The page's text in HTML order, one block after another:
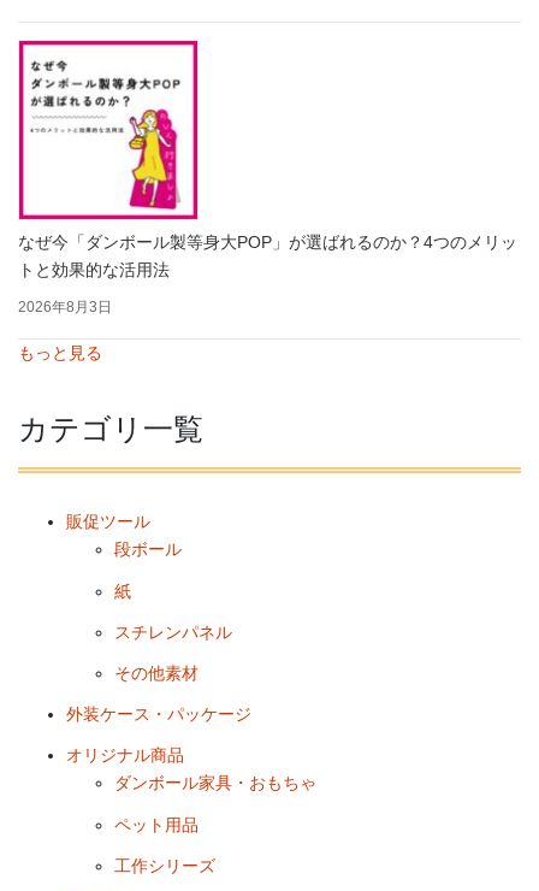
なぜ今「ダンボール製等身大POP」が選ばれるのか？4つのメリッ
トと効果的な活用法
2026年8月3日
もっと見る
カテゴリ一覧
販促ツール
段ボール
紙
スチレンパネル
その他素材
外装ケース・パッケージ
オリジナル商品
ダンボール家具・おもちゃ
ペット用品
工作シリーズ